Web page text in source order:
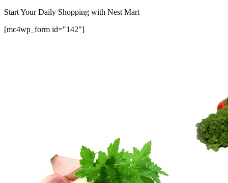
Start Your Daily Shopping with Nest Mart
[mc4wp_form id="142"]